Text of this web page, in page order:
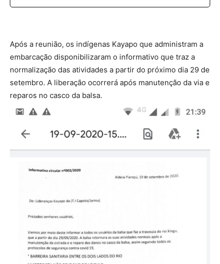
Após a reunião, os indígenas Kayapo que administram a
embarcação disponibilizaram o informativo que traz a
normalização das atividades a partir do próximo dia 29 de
setembro. A liberação ocorrerá após manutenção da via e
reparos no casco da balsa.